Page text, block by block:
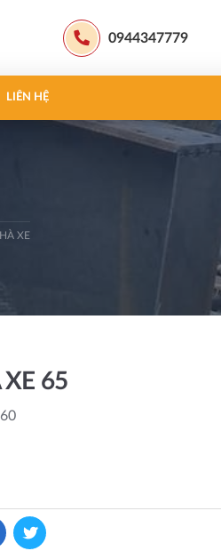
0944347779
LIÊN HỆ
XE
XE 65